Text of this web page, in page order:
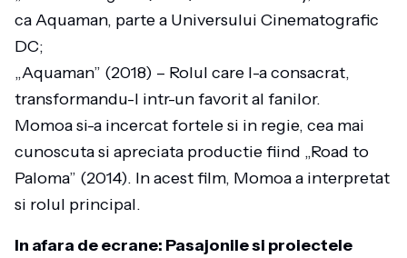
ca Aquaman, parte a Universului Cinematografic
DC;
„Aquaman” (2018) – Rolul care l-a consacrat,
transformandu-l intr-un favorit al fanilor.
Momoa si-a incercat fortele si in regie, cea mai
cunoscuta si apreciata productie fiind „Road to
Paloma” (2014). In acest film, Momoa a interpretat
si rolul principal.
In afara de ecrane: Pasajonile si proiectele